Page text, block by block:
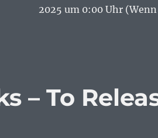
2025 um 0:00 Uhr
– To